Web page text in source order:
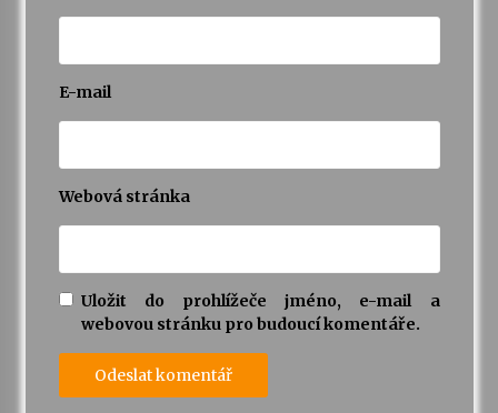
E-mail
Webová stránka
Uložit do prohlížeče jméno, e-mail a
webovou stránku pro budoucí komentáře.